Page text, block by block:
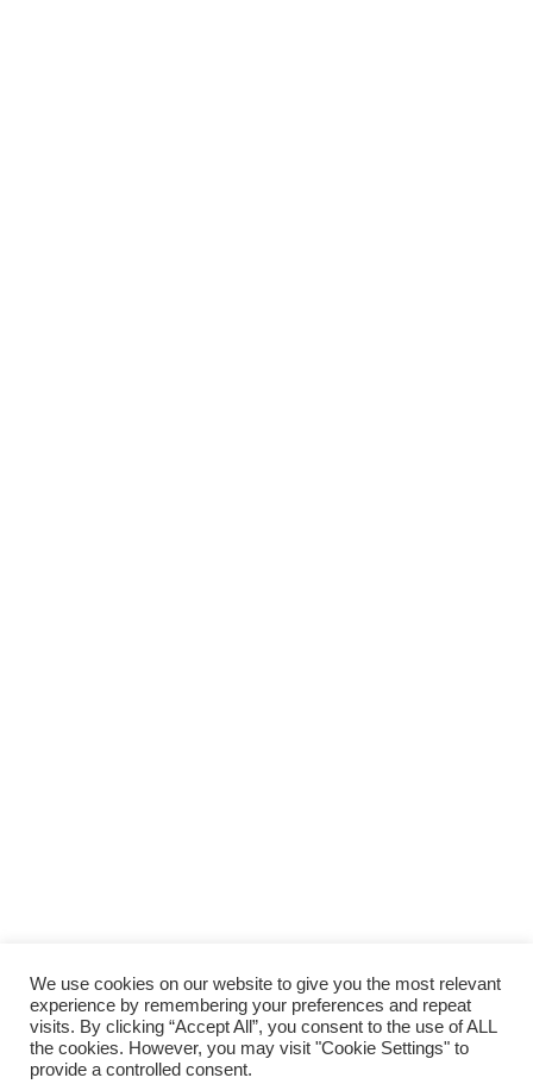
We use cookies on our website to give you the most relevant
experience by remembering your preferences and repeat
visits. By clicking “Accept All”, you consent to the use of ALL
the cookies. However, you may visit "Cookie Settings" to
provide a controlled consent.